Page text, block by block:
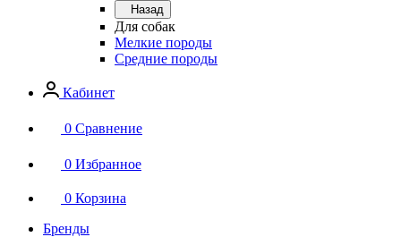
Назад
Для собак
Мелкие породы
Средние породы
Кабинет
0 Сравнение
0 Избранное
0 Корзина
Бренды